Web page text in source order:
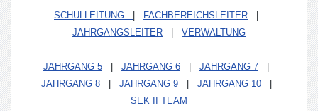
SCHULLEITUNG FACHBEREICHSLEITER
JAHRGANGSLEITER
VERWALTUNG
JAHRGANG 5 JAHRGANG 6 JAHRGANG 7
JAHRGANG 8| JAHRGANG 9| JAHRGANG 10|
SEK II TEAM